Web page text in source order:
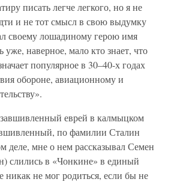
писать легче легкого, но я не
и не тот смысл в свою выдумку
своему лошадиному герою имя
наверное, мало кто знает, что
популярное в 30–40-х годах
обороне, авиационному и
еврей в калмыцком
по фамилии Сталин
деле, мне о нем рассказывал Семен
слились в «Чонкине» в единый
никак не мог родиться, если бы не